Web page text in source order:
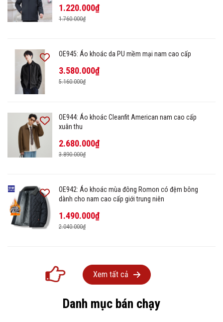
1.220.000₫
1.760.000₫
OE945: Áo khoác da PU mềm mại nam cao cấp
3.580.000₫
5.160.000₫
OE944: Áo khoác Cleanfit American nam cao cấp
xuân thu
2.680.000₫
3.890.000₫
OE942: Áo khoác mùa đông Romon có đệm bông
dành cho nam cao cấp giới trung niên
1.490.000₫
2.040.000₫
Xem tất cả
Danh mục bán chạy